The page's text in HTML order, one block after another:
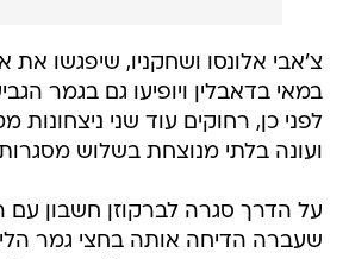
במאי בדאבלין ויופיעו גם בגמר
לפני כן, רחוקים עוד שני ניצחונות
ועונה בלתי מנוצחת בשלוש
על הדרך סגרה לברקוזן חשבון עם
שעברה הדיחה אותה בחצי גמר